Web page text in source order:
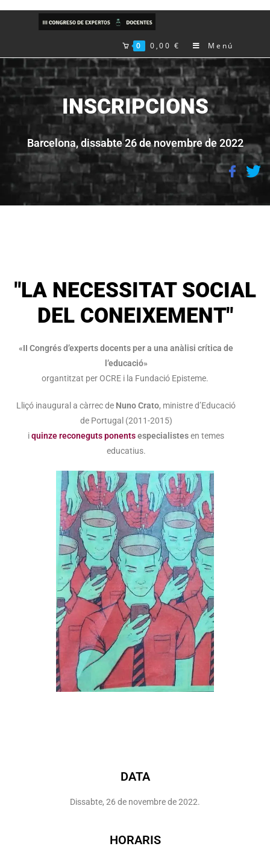
0 0,00€ Menú
INSCRIPCIONS
Barcelona, dissabte 26 de novembre de 2022
"LA NECESSITAT SOCIAL
DEL CONEIXEMENT"
«II Congrés d’experts docents per a una anàlisi crítica de
l’educació»
organtitzat per OCRE i la Fundació Episteme.
Lliçó inaugural a càrrec de Nuno Crato, ministre d’Educació
de Portugal (2011-2015)
iquinze reconeguts ponentsespecialistesen temes
educatius.
DATA
Dissabte, 26 de novembre de 2022.
HORARIS